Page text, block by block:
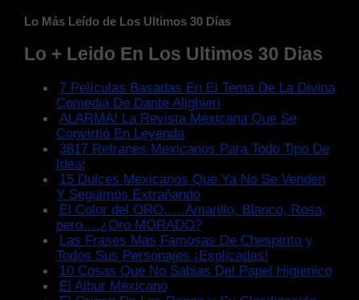
Lo Más Leído de Los Ultimos 30 Días
Lo + Leido En Los Ultimos 30 Dias
7 Películas Basadas En El Tema De La Divina
Comedia De Dante Alighieri
ALARMA! La Revista Mexicana Que Se
Convirtió En Leyenda
3817 Refranes Mexicanos Para Todo Tipo De
Idea!
15 Dulces Mexicanos Que Ya No Se Venden
Y Seguimos Extrañando
El Color del ORO…..Amarillo, Blanco, Rosa,
pero….¿Oro MORADO?
Las Frases Mas Famosas De Chespirito y
Todos Sus Personajes ¡Explicadas!
10 Cosas Que No Sabias Del Papel Higienico
El Albur Mexicano